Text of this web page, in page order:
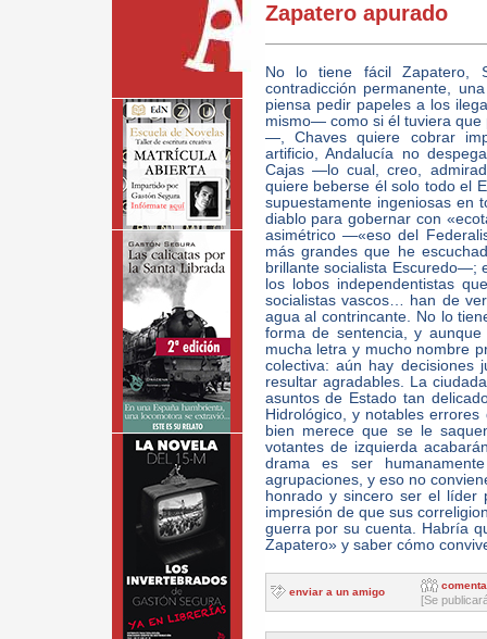
Zapatero apurado
No lo tiene fácil Zapatero,
contradicción permanente,
piensa pedir papeles a los
mismo— como si él tuviera que
—, Chaves quiere cobrar
artificio, Andalucía no
Cajas —lo cual, creo,
quiere beberse él solo todo el
supuestamente ingeniosas en
diablo para gobernar con
asimétrico —«eso del
más grandes que he
brillante socialista Escuredo—;
los lobos independentistas
socialistas vascos… han de
agua al contrincante. No lo
forma de sentencia, y
mucha letra y mucho nombre
colectiva: aún hay decisiones
resultar agradables. La
asuntos de Estado tan
Hidrológico, y notables
bien merece que se le
votantes de izquierda
drama es ser
agrupaciones, y eso no
honrado y sincero ser el líder
impresión de que sus
guerra por su cuenta. Habría
Zapatero» y saber cómo
enviar a un amigo
[Se